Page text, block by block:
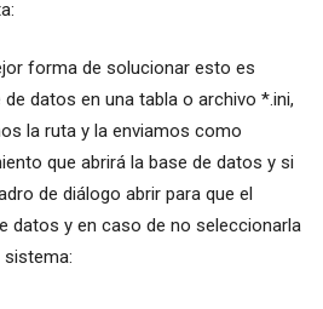
forma de solucionar esto es
datos en una tabla o archivo *.ini,
la ruta y la enviamos como
que abrirá la base de datos y si
de diálogo abrir para que el
datos y en caso de no seleccionarla